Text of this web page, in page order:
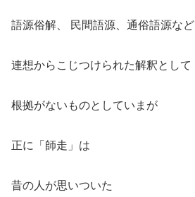
語源俗解、 民間語源、通俗語源など
連想からこじつけられた解釈として
根拠がないものとしていまが
正に「師走」は
昔の人が思いついた